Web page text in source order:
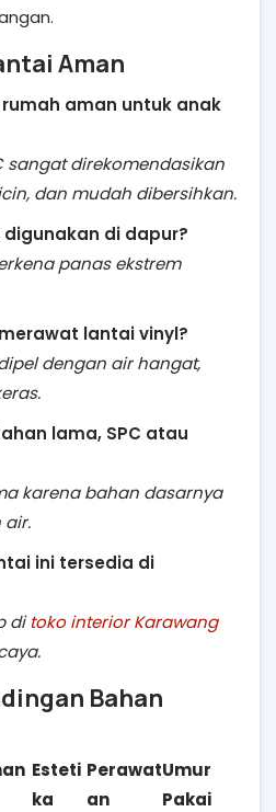
Aman
aman untuk anak
sangat direkomendasikan
dan mudah dibersihkan.
digunakan di dapur?
panas ekstrem
lantai vinyl?
dengan air hangat,
lama, SPC atau
karena bahan dasarnya
air.
ini tersedia di
ditoko interior Karawang
Bahan
Esteti
ka
Perawat
an
Umur
Pakai